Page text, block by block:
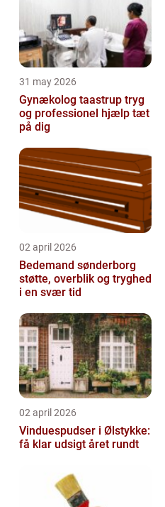
31 may 2026
Gynækolog taastrup tryg
og professionel hjælp tæt
på dig
02 april 2026
Bedemand sønderborg
støtte, overblik og tryghed
i en svær tid
02 april 2026
Vinduespudser i Ølstykke:
få klar udsigt året rundt